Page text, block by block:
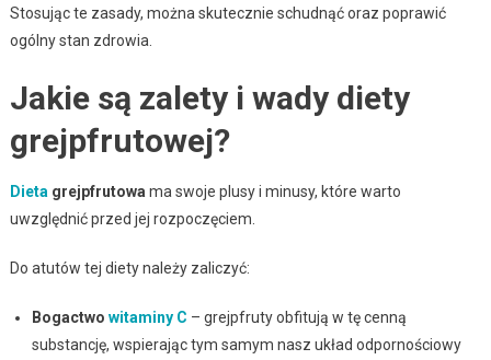
Stosując te zasady, można skutecznie schudnąć oraz poprawić
ogólny stan zdrowia.
Jakie są zalety i wady diety
grejpfrutowej?
Dieta grejpfrutowa ma swoje plusy i minusy, które warto
uwzględnić przed jej rozpoczęciem.
Do atutów tej diety należy zaliczyć:
Bogactwo witaminy C – grejpfruty obfitują w tę cenną
substancję, wspierając tym samym nasz układ odpornościowy